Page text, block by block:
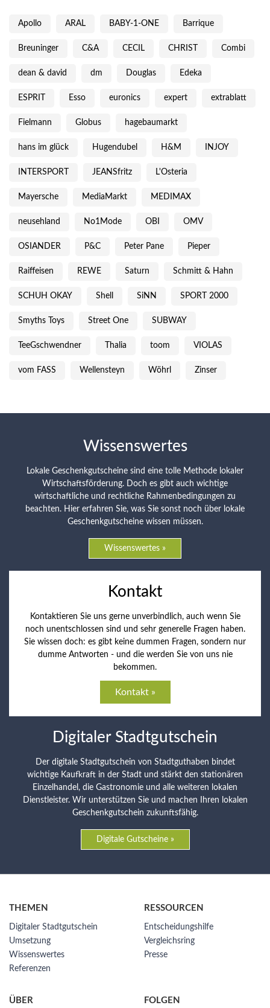
Apollo ARAL BABY-1-ONE Barrique
Breuninger C&A CECIL CHRIST Combi
dean & david dm Douglas Edeka
ESPRIT Esso euronics expert extrablatt
Fielmann Globus hagebaumarkt
hans im glück Hugendubel H&M INJOY
INTERSPORT JEANSfritz L'Osteria
Mayersche MediaMarkt MEDIMAX
neusehland No1Mode OBI OMV
OSIANDER P&C Peter Pane Pieper
Raiffeisen REWE Saturn Schmitt & Hahn
SCHUH OKAY Shell SiNN SPORT 2000
Smyths Toys Street One SUBWAY
TeeGschwendner Thalia toom VIOLAS
vom FASS Wellensteyn Wöhrl Zinser
Wissenswertes
Lokale Geschenkgutscheine sind eine tolle Methode lokaler
Wirtschaftsförderung. Doch es gibt auch wichtige
wirtschaftliche und rechtliche Rahmenbedingungen zu
beachten. Hier erfahren Sie, was Sie sonst noch über lokale
Geschenkgutscheine wissen müssen.
Wissenswertes »
Kontakt
Kontaktieren Sie uns gerne unverbindlich, auch wenn Sie
noch unentschlossen sind und sehr generelle Fragen haben.
Sie wissen doch: es gibt keine dummen Fragen, sondern nur
dumme Antworten - und die werden Sie von uns nie
bekommen.
Kontakt »
Digitaler Stadtgutschein
Der digitale Stadtgutschein von Stadtguthaben bindet
wichtige Kaufkraft in der Stadt und stärkt den stationären
Einzelhandel, die Gastronomie und alle weiteren lokalen
Dienstleister. Wir unterstützen Sie und machen Ihren lokalen
Geschenkgutschein zukunftsfähig.
Digitale Gutscheine »
THEMEN
Digitaler Stadtgutschein
Umsetzung
Wissenswertes
Referenzen
RESSOURCEN
Entscheidungshilfe
Vergleichsring
Presse
ÜBER FOLGEN